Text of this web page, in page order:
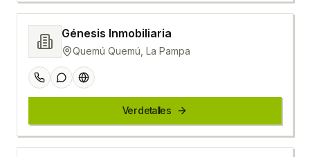
Génesis Inmobiliaria
Quemú Quemú, La Pampa
Ver detalles